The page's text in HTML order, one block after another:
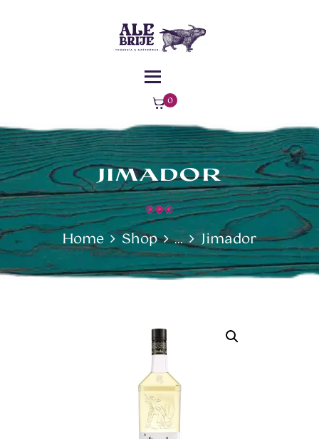
0
ms
-
$0
JIMADOR
Home Shop ... Jimador
ALEBRIJE - TAQUERÍA - GASTROBAR -
COMIDA MEXICANA
Comida Mexicana – Florencia – Caquetá
¿DÓNDE